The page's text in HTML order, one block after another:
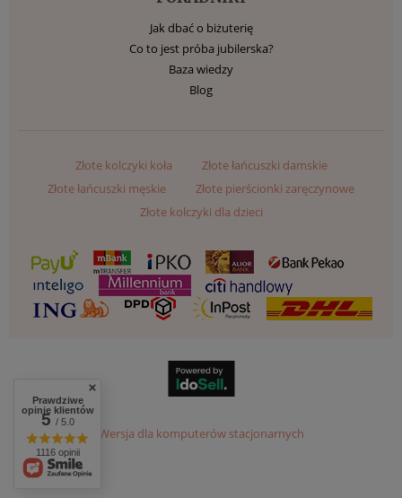
Jak dbać o biżuterię
Co to jest próba jubilerska?
Baza wiedzy
Blog
Złote kolczyki koła
Złote łańcuszki damskie
Złote łańcuszki męskie
Złote pierścionki zaręczynowe
Złote kolczyki dla dzieci
Wersja dla komputerów stacjonarnych
Prawdziwe
opinie klientów
5/ 5.0
1116 opinii